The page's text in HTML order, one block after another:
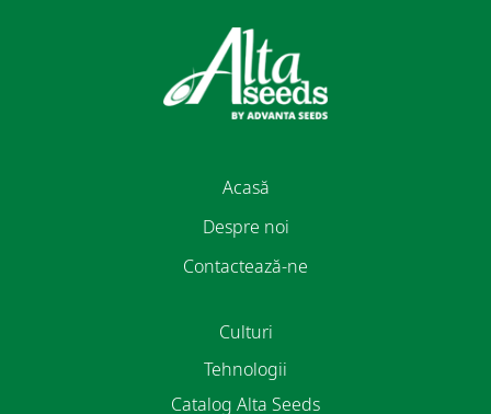
Acasă
Despre noi
Contactează-ne
Culturi
Tehnologii
Catalog Alta Seeds